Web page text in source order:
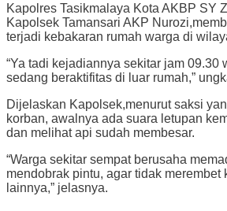
Kapolres Tasikmalaya Kota AKBP SY
Kapolsek Tamansari AKP
terjadi kebakaran rumah warga di
“Ya tadi kejadiannya sekitar jam 09.30
sedang beraktifitas di luar rumah,”
Dijelaskan Kapolsek,menurut saksi
korban, awalnya ada suara letupan
dan melihat api sudah membesar.
“Warga sekitar sempat berusaha
mendobrak pintu, agar tidak merembet
lainnya,” jelasnya.